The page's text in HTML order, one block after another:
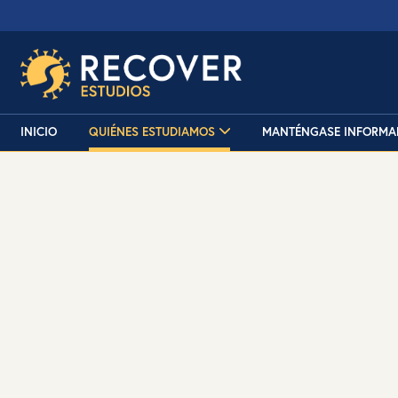
INICIO QUIÉNES ESTUDIAMOS MANTÉNGASE